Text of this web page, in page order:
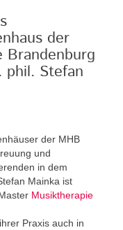
der
Brandenburg
phil. Stefan
der MHB
und
in dem
Mainka ist
Musiktherapie
Praxis auch in